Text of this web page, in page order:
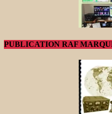
PUBLICATION RAF